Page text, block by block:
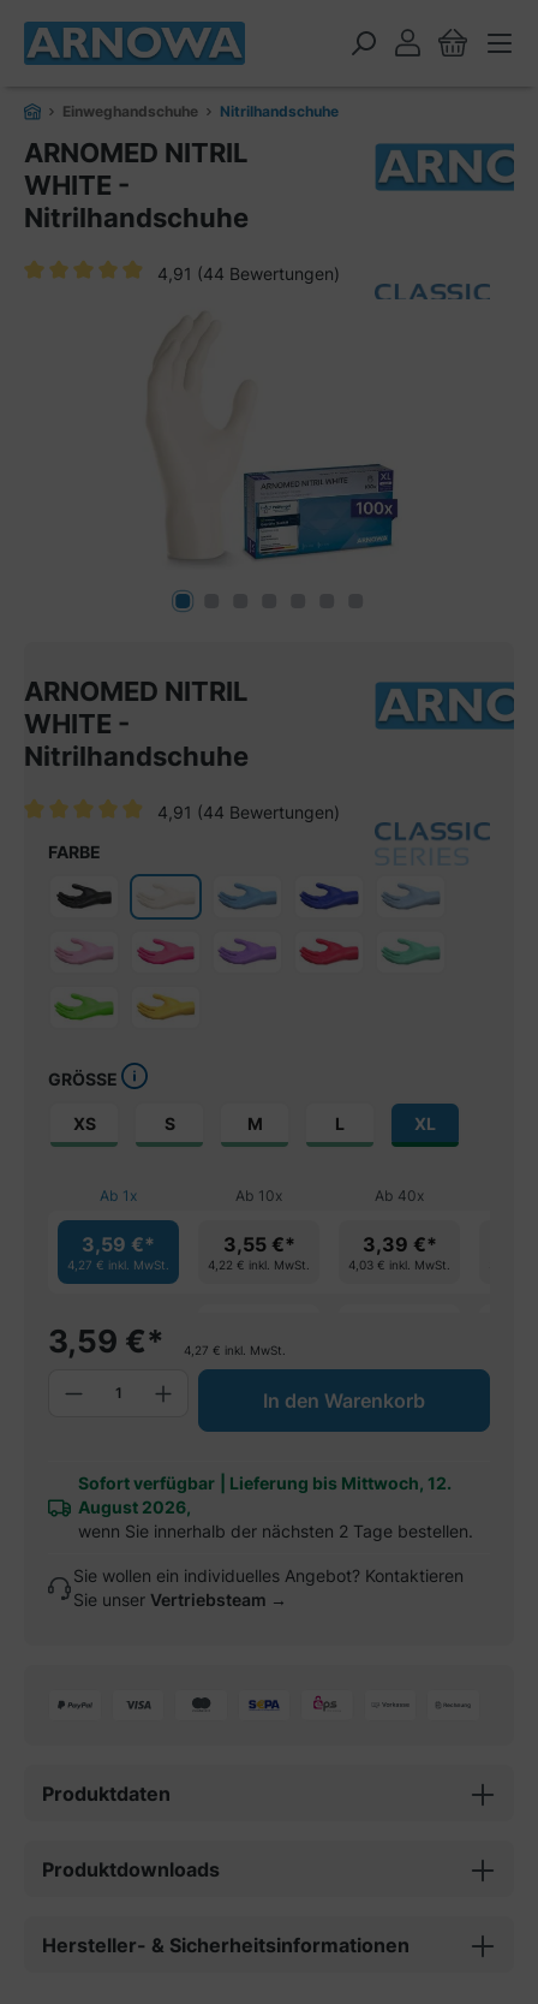
springen
Einweghandschuhe Nitrilhandschuhe
ARNOMED NITRIL
WHITE -
Nitrilhandschuhe
Durchschnittliche Bewertung von 4.9 von 5 Sternen
4,91 (44 Bewertungen)
ARNOMED NITRIL
WHITE -
Nitrilhandschuhe
Durchschnittliche Bewertung von 4.9 von 5 Sternen
4,91 (44 Bewertungen)
FARBE
GRÖSSE
XS S M L XL
Ab 1 x
3,59 €*
4,27 € inkl. MwSt.
Ab 10x
3,55 €*
4,22 € inkl. MwSt.
Ab 40x
3,39 €*
4,03 € inkl. MwSt.
Sofort verfügbar
Lieferung bis Mittwoch, 12.
August 2026,
wenn Sie innerhalb der nächsten 2 Tage bestellen.
3,59 €* 4,27 € inkl. MwSt.
Produkt Anzahl: Gib den
In den Warenkorb
Sie wollen ein individuelles Angebot? Kontaktieren
Sie unser Vertriebsteam →
Produktdaten
Produktdownloads
Hersteller- & Sicherheitsinformationen